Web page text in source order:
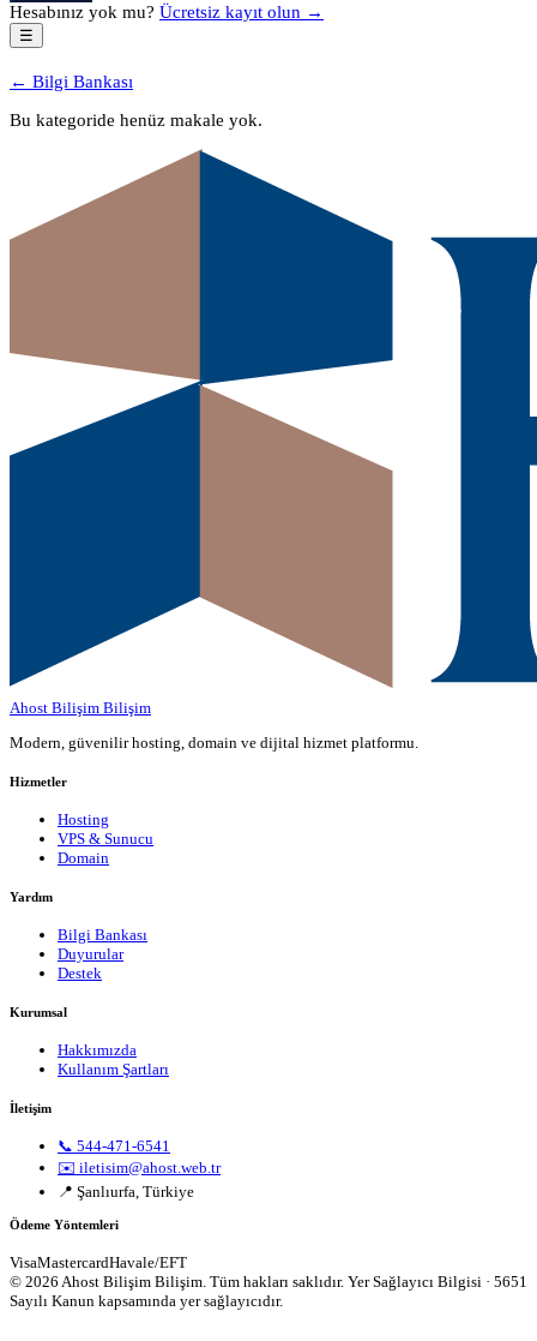
Hesabınız yok mu? Ücretsiz kayıt olun →
☰
← Bilgi Bankası
Bu kategoride henüz makale yok.
Ahost Bilişim Bilişim
Modern, güvenilir hosting, domain ve dijital hizmet platformu.
Hizmetler
Hosting
VPS & Sunucu
Domain
Yardım
Bilgi Bankası
Duyurular
Destek
Kurumsal
Hakkımızda
Kullanım Şartları
İletişim
📞 544-471-6541
✉️ iletisim@ahost.web.tr
📍 Şanlıurfa, Türkiye
Ödeme Yöntemleri
VisaMastercardHavale/EFT
© 2026 Ahost Bilişim Bilişim. Tüm hakları saklıdır. Yer Sağlayıcı Bilgisi · 5651
Sayılı Kanun kapsamında yer sağlayıcıdır.